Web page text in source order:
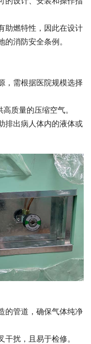
助燃特性，因此在设计
消防安全条例。
，需根据医院规模选择
质量的压缩空气。
排出病人体内的液体或
的管道，确保气体纯净
扰，且易于检修。